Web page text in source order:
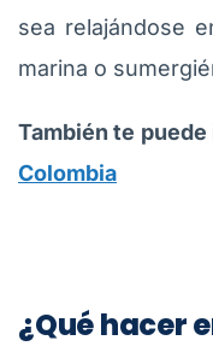
sea relajándose
marina o
También te
Colombia
¿Qué hacer